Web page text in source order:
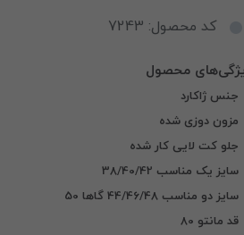
کد محصول: 7243
جنس ژاکارد
مزون دوزی شده
جلو کت لایی کار شده
سایز یک مناسب 38/40/42
سایز دو مناسب 44/46/48 گاها 50
قد مانتو 80